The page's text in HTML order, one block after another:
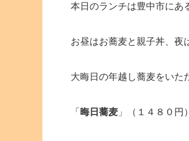
本日のランチは豊中市にあ
お昼はお蕎麦と親子丼、夜
大晦日の年越し蕎麦をいた
「 晦日蕎麦 」（１４８０円）